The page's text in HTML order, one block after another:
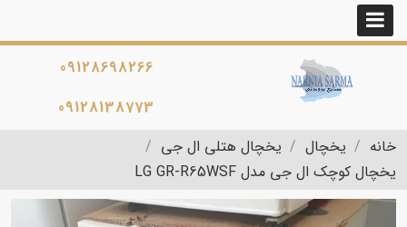
09128698266
09128138773
خانه
یخچال
یخچال هتلی ال جی
یخچال کوچک ال جی مدل LG GR-R65WSF